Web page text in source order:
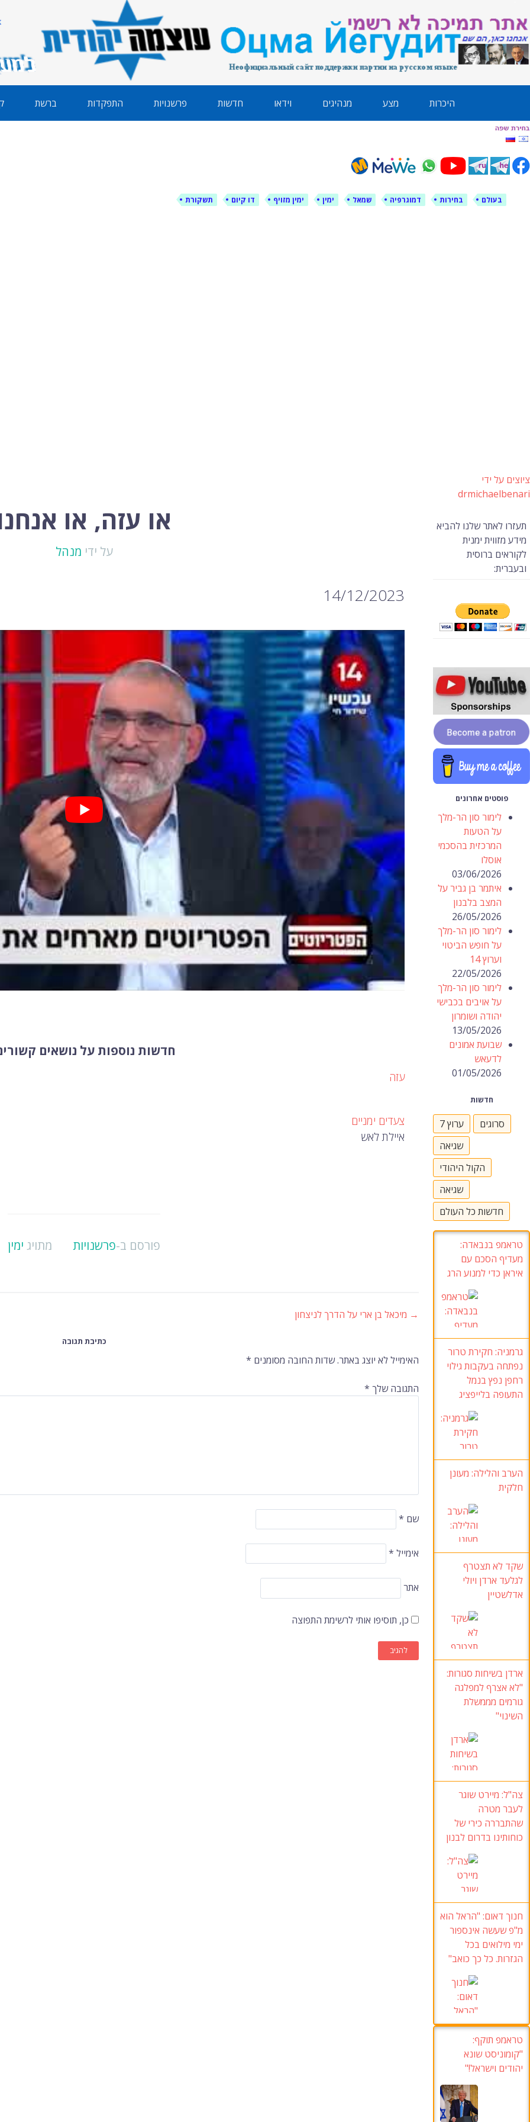
לימין עוצמה יהודית
היכרות מצע מנהיגים וידאו חדשות פרשנויות התפקדות ברשת
בעולם בחירות דמוגרפיה שמאל ימין ימין מזויף דו קיום תשקורת
או עזה, או
על ידי מנהל
14/12/2023
חדשות נוספות על נושאים
עזה
צעדים ימניים
איילת לאש
פורסם ב-פרשנויות מתויג ימין
ניווט
ברשומות
→ מיכאל בן ארי על הדרך לניצחון
כתיבת תגובה
האימייל לא יוצג באתר.שדות החובה מסומנים *
התגובה שלך *
שם *
אימייל *
אתר
כן, תוסיפו אותי לרשימת התפוצה
ציוצים על ידי
drmichaelbenari
תעזרו לאתר שלנו להביא
מידע מזווית ימנית
לקוראים ברוסית
ובעברית:
פוסטים אחרונים
לימור סון הר-מלך
על הטעות
המרכזית בהסכמי
אוסלו
03/06/2026
איתמר בן גביר על
המצב בלבנון
26/05/2026
לימור סון הר-מלך
על חופש הביטוי
וערוץ 14
22/05/2026
לימור סון הר-מלך
על אויבים בכבישי
יהודה ושומרון
13/05/2026
שבועת אמונים
לדעאש
01/05/2026
חדשות
ערוץ 7
סרוגים
שגיאה
הקול היהודי
שגיאה
חדשות כל העולם
טראמפ בנבאדה:
מעדיף הסכם עם
איראן כדי למנוע הרג
גרמניה: חקירת טרור
נפתחה בעקבות גילוי
רחפן נפץ בנמל
התעופה בלייפציג
הערב והלילה: מעונן
חלקית
שקד לא תצטרף
לגלעד ארדן ויולי
אדלשטיין
ארדן בשיחות סגורות:
"לא אצרף למפלגה
גורמים מממשלת
השינוי"
צה"ל: מיירט שוגר
לעבר מטרה
שהתבררה כירי של
כוחותינו בדרום לבנון
חנוך דאום: "הראל הוא
מ"פ שעשה אינספור
ימי מילואים בכל
הגזרות. כל כך כואב"
טראמפ תוקף:
"קומוניסט שונא
יהודים וישראל!"